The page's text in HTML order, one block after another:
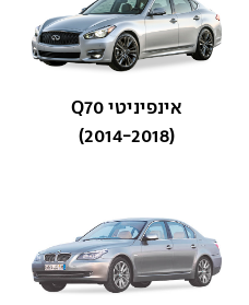
אינפיניטי Q70
(2014-2018)